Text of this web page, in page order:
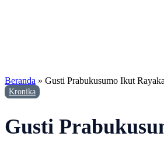
Beranda » Gusti Prabukusumo Ikut
Kronika
Gusti